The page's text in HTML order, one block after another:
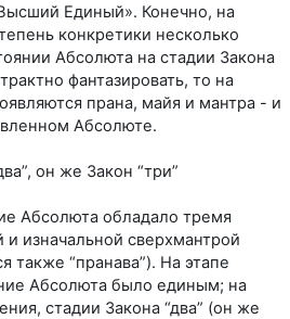
Единый». Конечно, на
конкретики несколько
Абсолюта на стадии Закона
фантазировать, то на
прана, майя и мантра - и
Абсолюте.
он же Закон “три”
Абсолюта обладало тремя
изначальной сверхмантрой
также “пранава”). На этапе
Абсолюта было единым; на
стадии Закона “два” (он же